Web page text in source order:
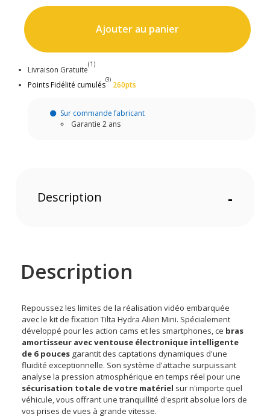
Ajouter au panier
Livraison Gratuite
(1)
Points Fidélité cumulés
(3)
260pts
Sur commande fabricant
Garantie 2 ans
Description -
Description
Repoussez les limites de la réalisation vidéo embarquée
avec le kit de fixation Tilta Hydra Alien Mini. Spécialement
développé pour les action cams et les smartphones, ce bras
amortisseur avec ventouse électronique intelligente
de 6 pouces garantit des captations dynamiques d'une
fluidité exceptionnelle. Son système d'attache surpuissant
analyse la pression atmosphérique en temps réel pour une
sécurisation totale de votre matériel sur n'importe quel
véhicule, vous offrant une tranquillité d'esprit absolue lors de
vos prises de vues à grande vitesse.